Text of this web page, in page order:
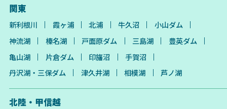
関東
新利根川 霞ヶ浦 北浦 牛久沼
小山ダム
神流湖
榛名湖 戸面原ダム 三島湖
豊英ダム
亀山湖
片倉ダム 印旛沼
手賀沼
丹沢湖・三保ダム
津久井湖 相模湖 芦ノ湖
北陸・甲信越